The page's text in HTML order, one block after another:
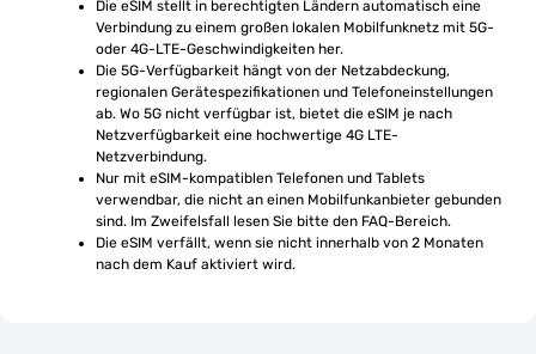
Die eSIM stellt in berechtigten Ländern automatisch eine
Verbindung zu einem großen lokalen Mobilfunknetz mit 5G-
oder 4G-LTE-Geschwindigkeiten her.
Die 5G-Verfügbarkeit hängt von der Netzabdeckung,
regionalen Gerätespezifikationen und Telefoneinstellungen
ab. Wo 5G nicht verfügbar ist, bietet die eSIM je nach
Netzverfügbarkeit eine hochwertige 4G LTE-
Netzverbindung.
Nur mit eSIM-kompatiblen Telefonen und Tablets
verwendbar, die nicht an einen Mobilfunkanbieter gebunden
sind. Im Zweifelsfall lesen Sie bitte den FAQ-Bereich.
Die eSIM verfällt, wenn sie nicht innerhalb von 2 Monaten
nach dem Kauf aktiviert wird.